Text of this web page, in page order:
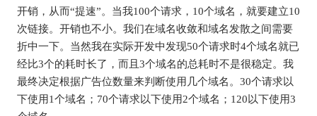
开销，从而“提速”。当我100个请求，10个域名，就要建立10
次链接。开销也不小。我们在域名收敛和域名发散之间需要
折中一下。当然我在实际开发中发现50个请求时4个域名就已
经比3个的耗时长了，而且3个域名的总耗时不是很稳定。我
最终决定根据广告位数量来判断使用几个域名。30个请求以
下使用1个域名；70个请求以下使用2个域名；120以下使用3